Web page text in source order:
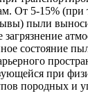
От 5-15% (при
пыли
загрязнение
состояние
при
породных и